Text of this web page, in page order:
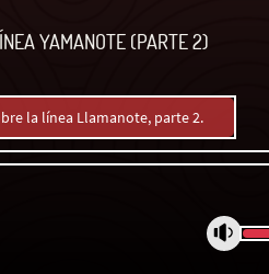
YAMANOTE (PARTE 2)
la línea Llamanote, parte 2.